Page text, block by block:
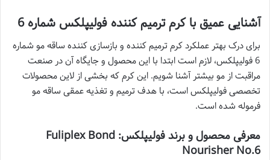
آشنایی عمیق با کرم ترمیم کننده فولیپلکس شماره 6
برای درک بهتر عملکرد کرم ترمیم کننده و بازسازی کننده ساقه مو شماره
6 فولیپلکس، لازم است ابتدا با این محصول و جایگاه آن در صنعت
مراقبت از مو بیشتر آشنا شویم. این کرم که بخشی از لاین محصولات
تخصصی فولیپلکس است، با هدف ترمیم و تغذیه عمقی ساقه مو
فرموله شده است.
معرفی محصول و برند فولیپلکس: Fuliplex Bond
Nourisher No.6